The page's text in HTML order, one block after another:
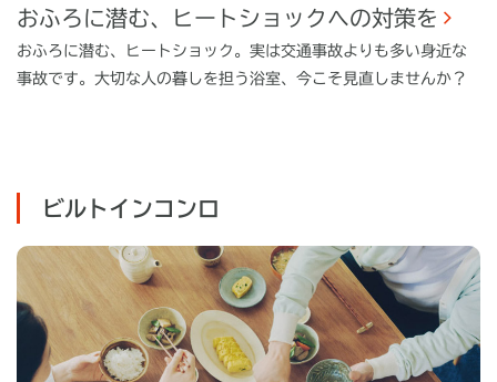
おふろに潜む、ヒートショックへの対策を
おふろに潜む、ヒートショック。実は交通事故よりも多い身近な
事故です。大切な人の暮しを担う浴室、今こそ見直しませんか？
ビルトインコンロ